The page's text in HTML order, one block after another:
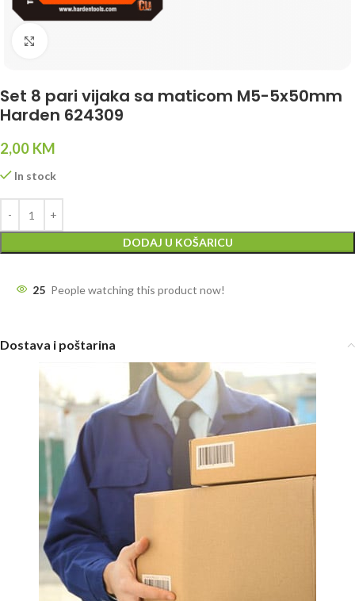
Set 8 pari vijaka sa maticom M5-5x50mm
Harden 624309
2,00 KM
In stock
DODAJ U KOŠARICU
25 People watching this product now!
Dostava i poštarina